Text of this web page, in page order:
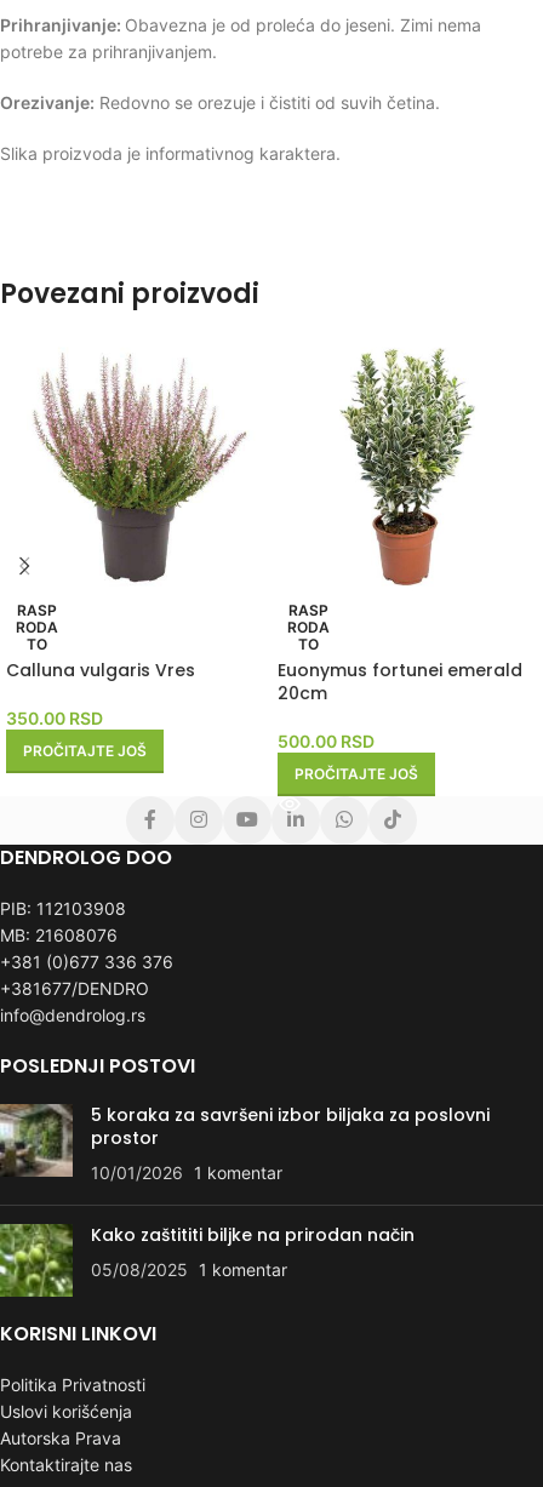
Prihranjivanje: Obavezna je od proleća do jeseni. Zimi nema
potrebe za prihranjivanjem.
Orezivanje: Redovno se orezuje i čistiti od suvih četina.
Slika proizvoda je informativnog karaktera.
Povezani proizvodi
RASP
RODA
TO
Calluna vulgaris Vres
350.00 RSD
PROČITAJTE JOŠ
RASP
RODA
TO
Euonymus fortunei emerald
20cm
500.00 RSD
PROČITAJTE JOŠ
DENDROLOG DOO
PIB: 112103908
MB: 21608076
+381 (0)677 336 376
+381677/DENDRO
info@dendrolog.rs
POSLEDNJI POSTOVI
5 koraka za savršeni izbor biljaka za poslovni
prostor
10/01/2026 1 komentar
Kako zaštititi biljke na prirodan način
05/08/2025 1 komentar
KORISNI LINKOVI
Politika Privatnosti
Uslovi korišćenja
Autorska Prava
Kontaktirajte nas